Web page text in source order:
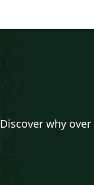
Discover why